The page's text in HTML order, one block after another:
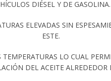
DIÉSEL Y DE GASOLINA.
ELEVADAS SIN
ESTE.
LO CUAL
DEL ACEITE ALREDEDOR